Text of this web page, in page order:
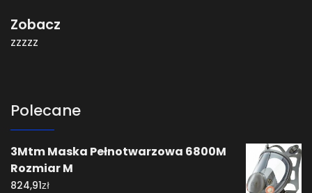
Zobacz
zzzzz
Polecane
3Mtm Maska Pełnotwarzowa 6800M
Rozmiar M
824,91zł